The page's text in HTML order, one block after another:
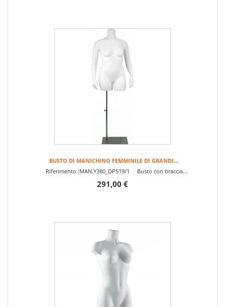
BUSTO DI MANICHINO FEMMINILE DI GRANDI...
Riferimento :MAN.Y380_DP519/1 Busto con braccia...
291,00 €